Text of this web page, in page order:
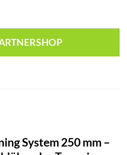
System 250 mm –